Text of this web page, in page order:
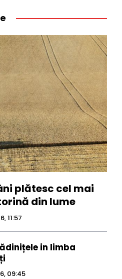
plătesc cel mai
din lume
11:57
in limba
09:45